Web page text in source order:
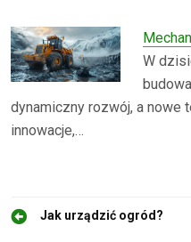
W
dynamiczny rozwój, a nowe
innowacje,…
N
Jak urządzić ogród?